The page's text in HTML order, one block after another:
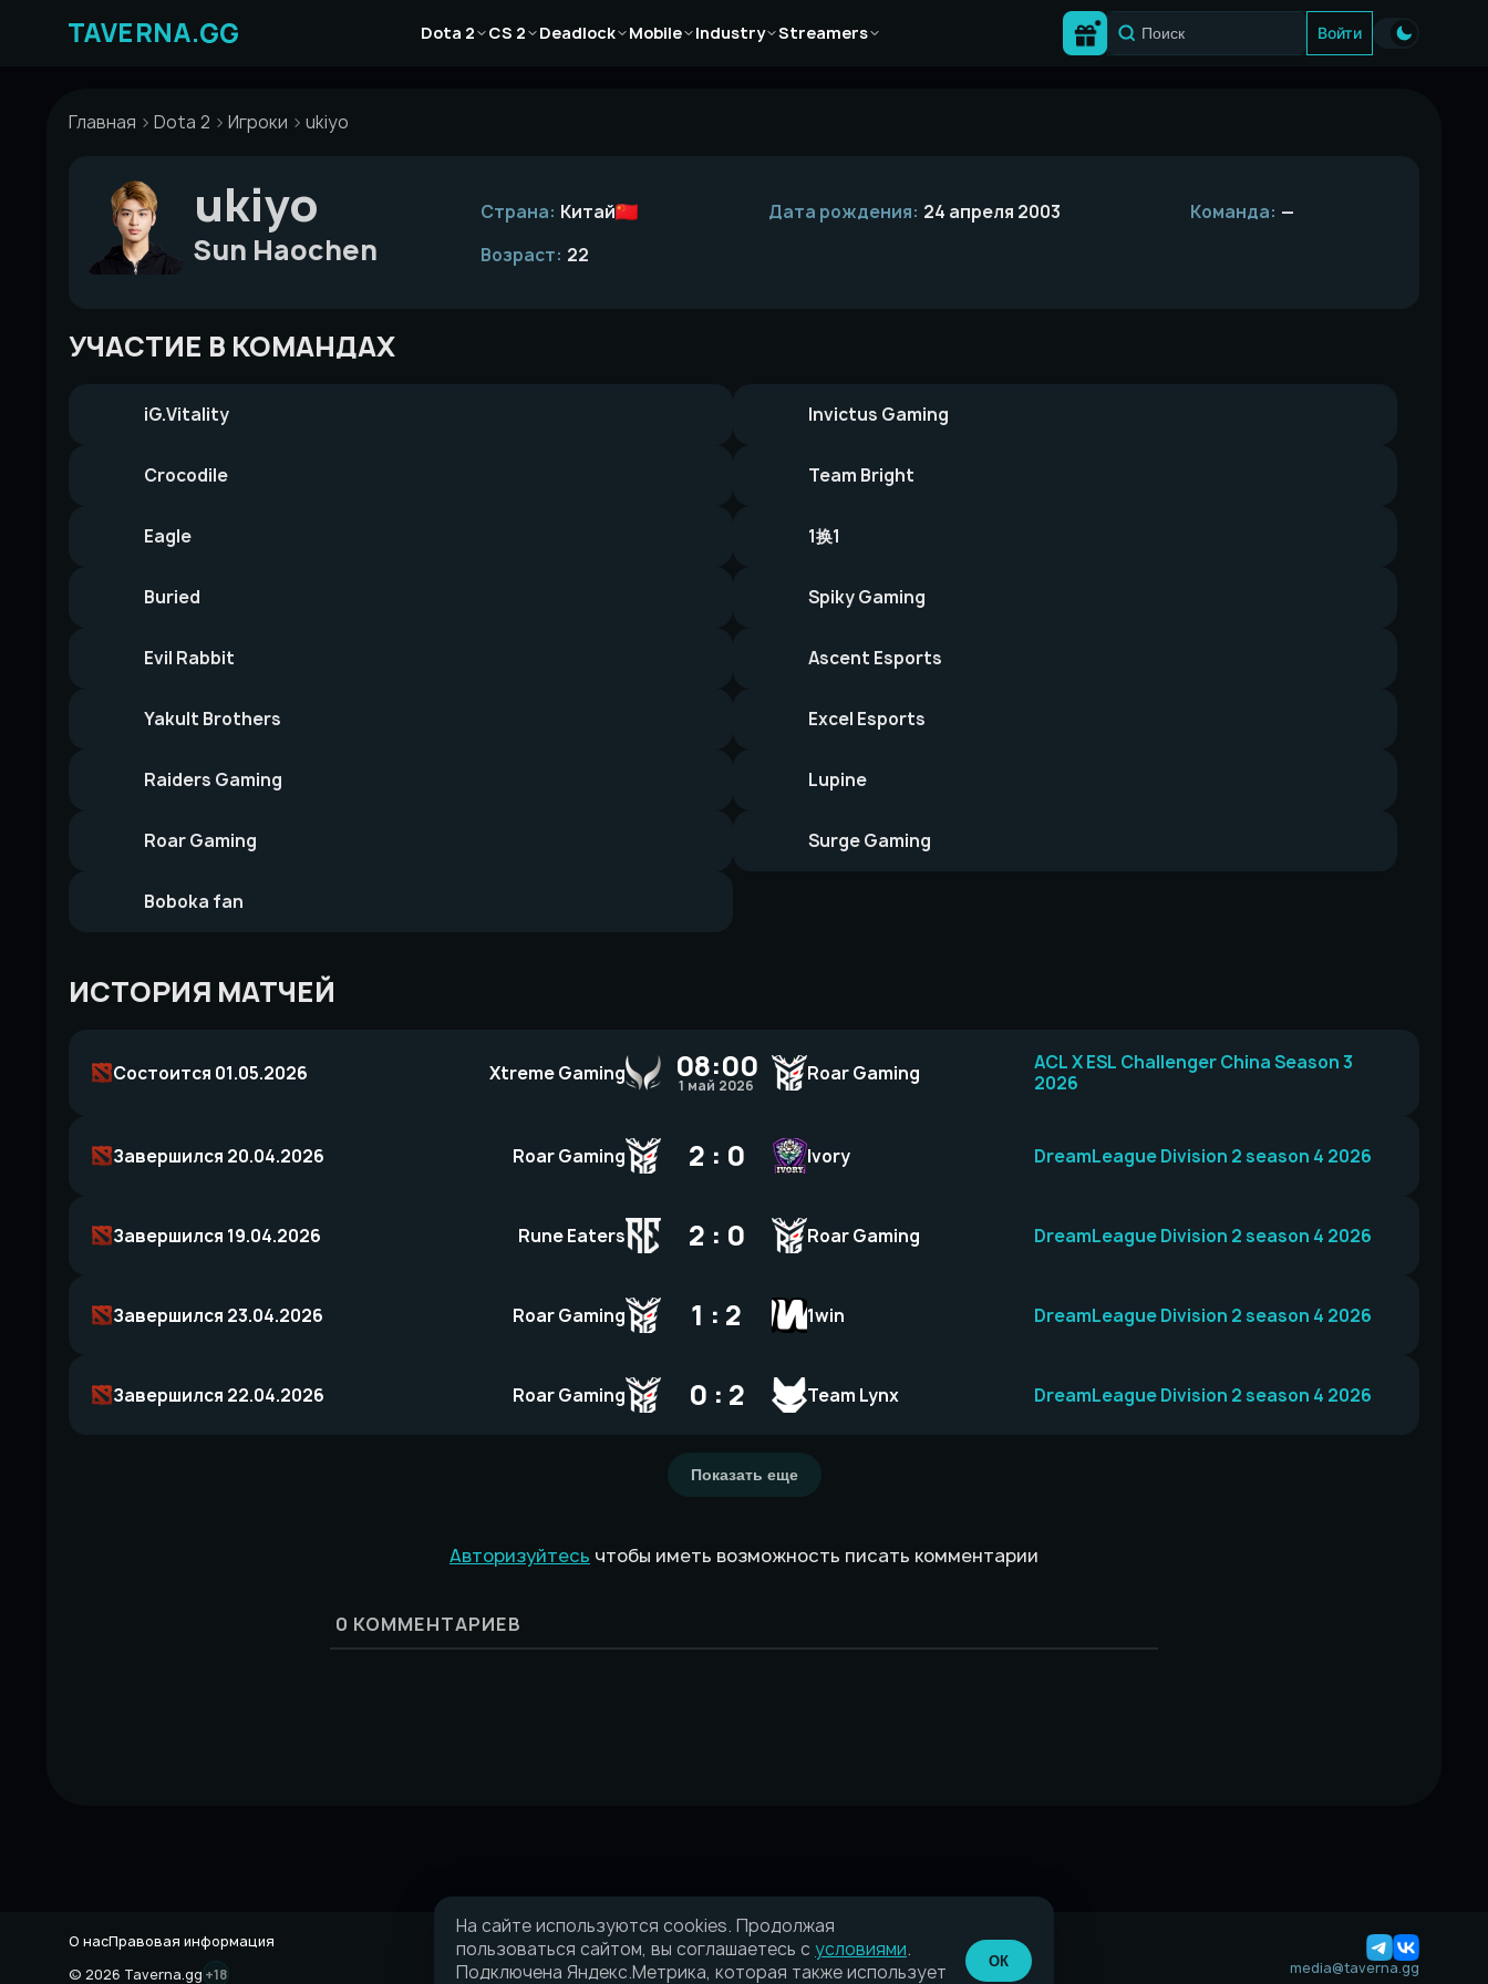
Dota 2
Статьи CS 2
СтатьиDeadlock
Статьи
Mobile
Статьи Industry
Статьи
Streamers
Статьи
Войти
Главная Dota 2 Игроки ukiyo
ukiyo
Sun Haochen
Страна: Китай Дата рождения: 24 апреля 2003 Команда: —
Возраст: 22
УЧАСТИЕ В КОМАНДАХ
iG.Vitality Invictus Gaming
Crocodile Team Bright
Eagle 1换1
Buried Spiky Gaming
Evil Rabbit Ascent Esports
Yakult Brothers Excel Esports
Raiders Gaming Lupine
Roar Gaming Surge Gaming
Boboka fan
ИСТОРИЯ МАТЧЕЙ
Состоится 01.05.2026 Xtreme Gaming 08:00
1 май 2026
Roar Gaming
ACL X ESL Challenger China Season 3
2026
Завершился 20.04.2026 Roar Gaming 2 : 0 Ivory DreamLeague Division 2 season 4 2026
Завершился 19.04.2026 Rune Eaters 2 : 0 Roar Gaming DreamLeague Division 2 season 4 2026
Завершился 23.04.2026 Roar Gaming 1 : 2 1win DreamLeague Division 2 season 4 2026
Завершился 22.04.2026 Roar Gaming 0 : 2 Team Lynx DreamLeague Division 2 season 4 2026
Показать еще
Авторизуйтесь чтобы иметь возможность писать комментарии
0 КОММЕНТАРИЕВ
О насПравовая информация
© 2026 Taverna.gg +18 media@taverna.gg
На сайте используются cookies. Продолжая
пользоваться сайтом, вы соглашаетесь с условиями.
Подключена Яндекс.Метрика, которая также использует
ОК